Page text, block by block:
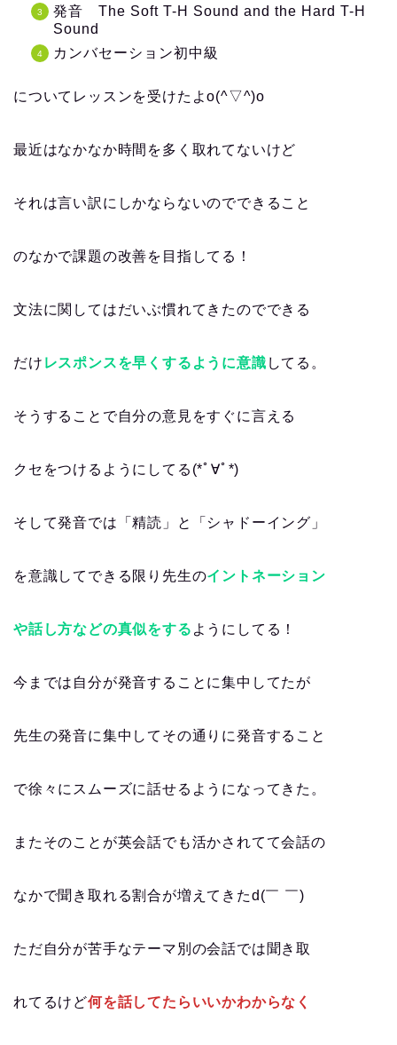
発音 The Soft T-H Sound and the Hard T-H
Sound
カンバセーション初中級
についてレッスンを受けたよo(^▽^)o
最近はなかなか時間を多く取れてないけど
それは言い訳にしかならないのでできること
のなかで課題の改善を目指してる！
文法に関してはだいぶ慣れてきたのでできる
だけ レスポンスを早くするように意識 してる。
そうすることで自分の意見をすぐに言える
クセをつけるようにしてる(*ﾟ∀ﾟ*)
そして発音では「精読」と「シャドーイング」
を意識してできる限り先生のイントネーション
や話し方などの真似をする ようにしてる！
今までは自分が発音することに集中してたが
先生の発音に集中してその通りに発音すること
で徐々にスムーズに話せるようになってきた。
またそのことが英会話でも活かされてて会話の
なかで聞き取れる割合が増えてきたd(￣ ￣)
ただ自分が苦手なテーマ別の会話では聞き取
れてるけど何を話してたらいいかわからなく